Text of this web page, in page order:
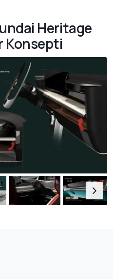
Heritage
Konsepti